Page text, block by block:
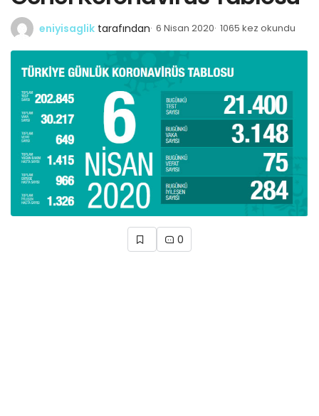
eniyisaglik tarafından 6 Nisan 2020 1065 kez okundu
0